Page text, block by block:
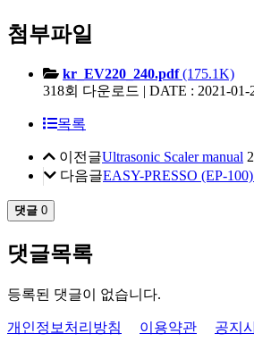
첨부파일
kr_EV220_240.pdf(175.1K)
318회 다운로드 | DATE : 2021-01-
목록
이전글Ultrasonic Scaler manual
다음글EASY-PRESSO (EP-
댓글 0
댓글목록
등록된 댓글이 없습니다.
개인정보처리방침 이용약관 공지